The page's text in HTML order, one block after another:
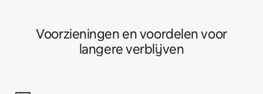
Voorzieningen en voordelen voor
langere verblijven